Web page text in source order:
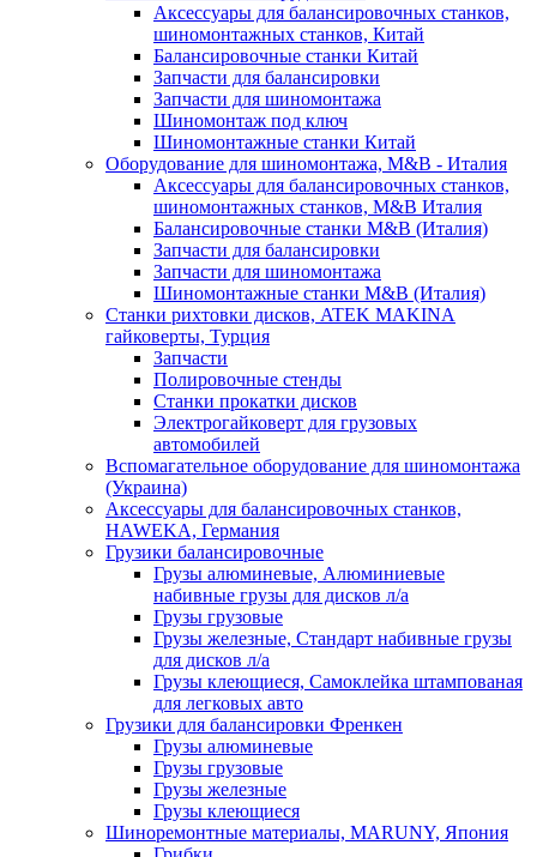
Аксессуары для балансировочных станков,
шиномонтажных станков, Китай
Балансировочные станки Китай
Запчасти для балансировки
Запчасти для шиномонтажа
Шиномонтаж под ключ
Шиномонтажные станки Китай
Оборудование для шиномонтажа, M&B - Италия
Аксессуары для балансировочных станков,
шиномонтажных станков, M&B Италия
Балансировочные станки M&B (Италия)
Запчасти для балансировки
Запчасти для шиномонтажа
Шиномонтажные станки M&B (Италия)
Станки рихтовки дисков, ATEK MAKINA
гайковерты, Турция
Запчасти
Полировочные стенды
Станки прокатки дисков
Электрогайковерт для грузовых
автомобилей
Вспомагательное оборудование для шиномонтажа
(Украина)
Аксессуары для балансировочных станков,
HAWEKA, Германия
Грузики балансировочные
Грузы алюминевые, Алюминиевые
набивные грузы для дисков л/а
Грузы грузовые
Грузы железные, Cтандарт набивные грузы
для дисков л/а
Грузы клеющиеся, Самоклейка штампованая
для легковых авто
Грузики для балансировки Френкен
Грузы алюминевые
Грузы грузовые
Грузы железные
Грузы клеющиеся
Шиноремонтные материалы, MARUNY, Япония